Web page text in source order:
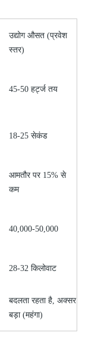
उद्योग औसत (प्रवेश
स्तर)
45-50 हर्ट्ज तय
18-25 सेकंड
आमतौर पर 15% से
कम
40,000-50,000
28-32 किलोवाट
बदलता रहता है, अक्सर
बड़ा (महंगा)